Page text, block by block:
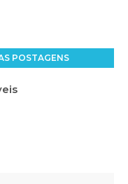
POSTAGENS